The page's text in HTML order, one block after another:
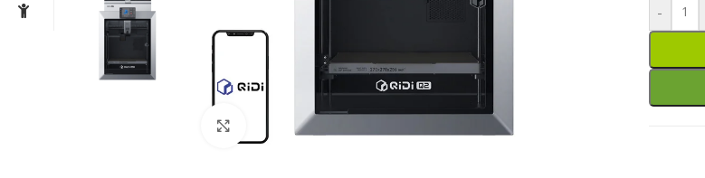
Noklikšķiniet, lai palielinātu
-